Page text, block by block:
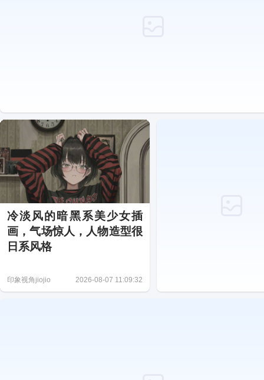
冷淡风的暗黑系美少女插
画，气场惊人，人物造型很
日系风格
印象视角jiojio 2026-08-07 11:09:32